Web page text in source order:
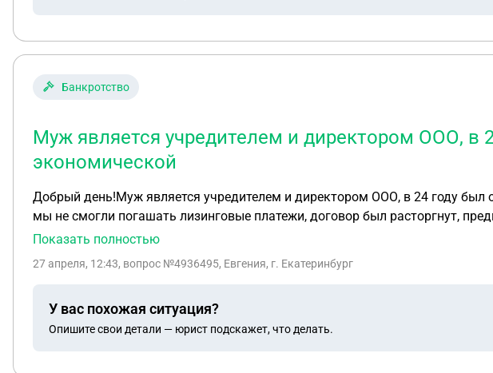
Банкротство
Муж является учредителем и директором ООО, в
экономической
Добрый день!Муж является учредителем и директором ООО, в 24 году был
мы не смогли погашать лизинговые платежи, договор был расторгнут,
явно не в пользу ООО, также мы задолжали другому ООО, которое сейчас
делать с долгами нет ясного понимания, имущества у ООО нет, в браке была куплена ипотечная квартира, машина, до брака у мужа и у меня по 1/4 доли
Показать полностью
27 апреля, 12:43, вопрос №4936495, Евгения, г. Екатеринбург
У вас похожая ситуация?
Опишите свои детали — юрист подскажет, что делать.